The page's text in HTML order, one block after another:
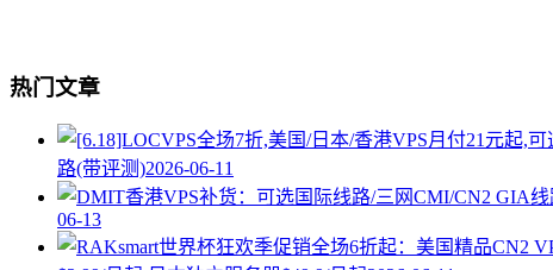
热门文章
路(带评测)2026-06-11
06-13